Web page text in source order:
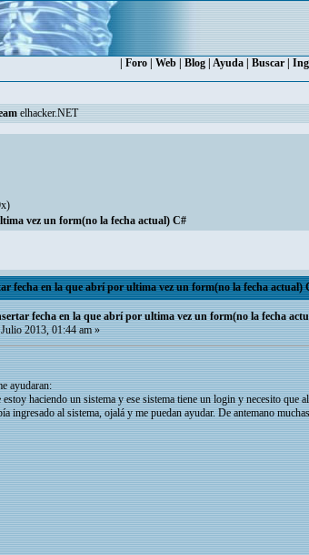
Foro Web Blog Ayuda Buscar
elhacker.NET
)
vez un form(no la fecha actual) C#
fecha en la que abrí por ultima vez un form(no la fecha actual)
fecha en la que abrí por ultima vez un form(no la fecha
2013, 01:44 am »
ayudaran:
estoy haciendo un sistema y ese sistema tiene un login y necesito
ingresado al sistema, ojalá y me puedan ayudar. De antemano